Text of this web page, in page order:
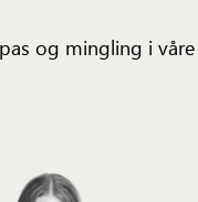
og mingling i